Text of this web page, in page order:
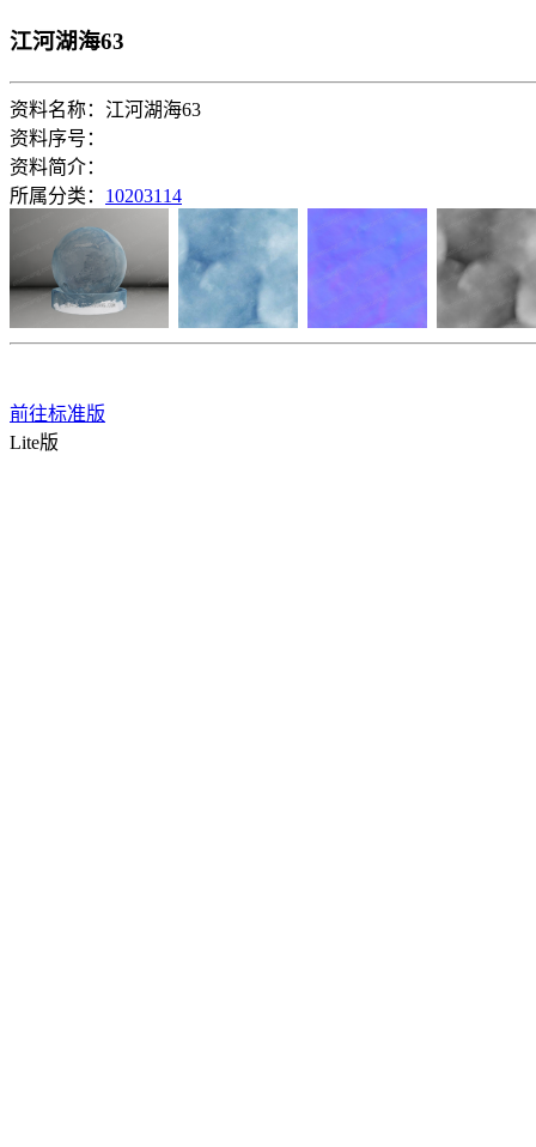
江河湖海63
资料名称：江河湖海63
资料序号：
资料简介：
所属分类： 10203114
前往标准版
Lite版